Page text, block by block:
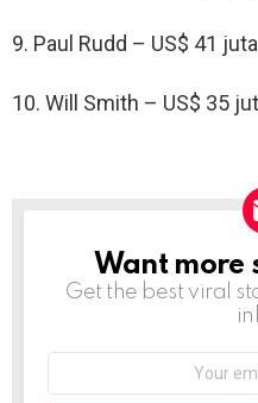
9. Paul Rudd – US$ 41 juta
10. Will Smith – US$ 35
NEWSLETTER
Want more
Get the best viral